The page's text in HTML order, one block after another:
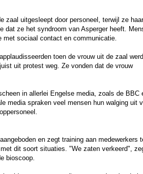
zaal uitgesleept door personeel, terwijl ze haar
dat ze het syndroom van Asperger heeft.
met sociaal contact en communicatie.
toen de vrouw uit de zaal werd
uit protest weg. Ze vonden dat de vrouw
in allerlei Engelse media, zoals de BBC
media spraken veel mensen hun walging uit
en zegt training aan medewerkers
dit soort situaties. "We zaten verkeerd",
bioscoop.